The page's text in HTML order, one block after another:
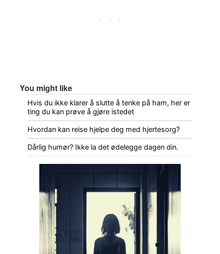
You might like
Hvis du ikke klarer å slutte å tenke på ham, her er
ting du kan prøve å gjøre istedet
Hvordan kan reise hjelpe deg med hjertesorg?
Dårlig humør? Ikke la det ødelegge dagen din.